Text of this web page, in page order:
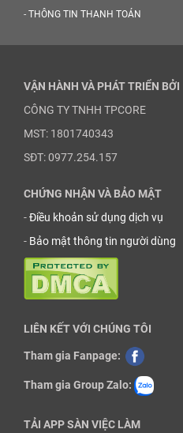
- THÔNG TIN THANH TOÁN
VẬN HÀNH VÀ PHÁT TRIỂN BỞI
CÔNG TY TNHH TPCORE
MST: 1801740343
SĐT: 0977.254.157
CHỨNG NHẬN VÀ BẢO MẬT
-Điều khoản sử dụng dịch vụ
- Bảo mật thông tin người dùng
LIÊN KẾT VỚI CHÚNG TÔI
Tham gia Fanpage:
Tham gia Group Zalo:
TẢI APP SÀN VIỆC LÀM